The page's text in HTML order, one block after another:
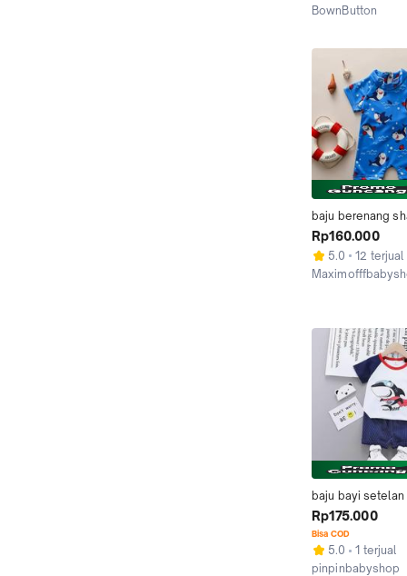
BownButton
baju berenang
for baby
Rp160.000
5.0
12 terjual
baju bayi setelan
shark baby shark
baby 1-4 tahun
Rp175.000
Bisa COD
5.0
1 terjual
pinpinbabyshop